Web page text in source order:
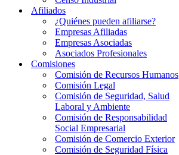
Afiliados
¿Quiénes pueden afiliarse?
Empresas Afiliadas
Empresas Asociadas
Asociados Profesionales
Comisiones
Comisión de Recursos Humanos
Comisión Legal
Comisión de Seguridad, Salud
Laboral y Ambiente
Comisión de Responsabilidad
Social Empresarial
Comisión de Comercio Exterior
Comisión de Seguridad Física